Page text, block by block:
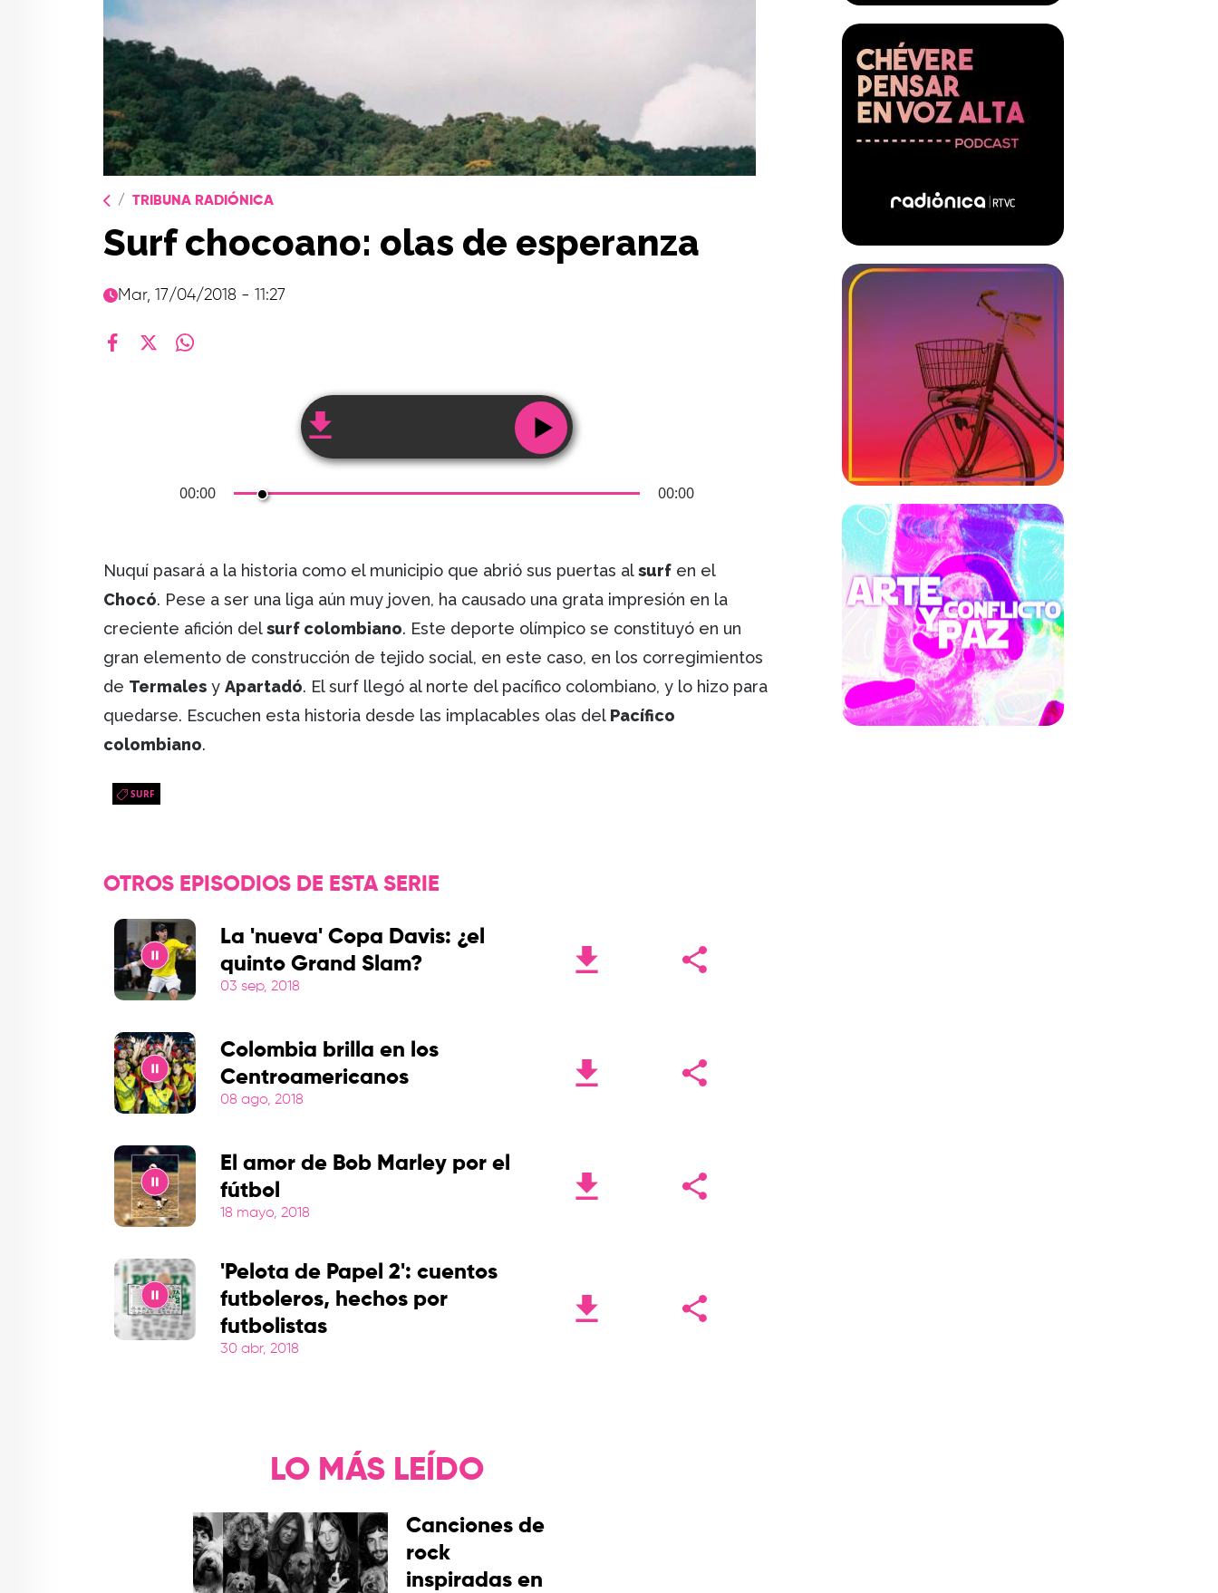
TRIBUNA RADIÓNICA
Surf chocoano: olas de esperanza
Mar, 17/04/2018 - 11:27
00:00 00:00
Nuquí pasará a la historia como el municipio que abrió sus puertas alsurf en el
Chocó. Pese a ser una liga aún muy joven, ha causado una grata impresión en la
creciente afición delsurf colombiano. Este deporte olímpico se constituyó en un
gran elemento de construcción de tejido social, en este caso, en los corregimientos
de Termales y Apartadó. El surf llegó al norte del pacífico colombiano, y lo hizo para
quedarse. Escuchen esta historia desde las implacables olas del Pacífico
colombiano.
SURF
OTROS EPISODIOS DE ESTA SERIE
Play
La 'nueva' Copa Davis: ¿el
quinto Grand Slam?
03 sep, 2018
Play
Colombia brilla en los
Centroamericanos
08 ago, 2018
Play
El amor de Bob Marley por el
fútbol
18 mayo, 2018
Play
'Pelota de Papel 2': cuentos
futboleros, hechos por
futbolistas
30 abr, 2018
LO MÁS LEÍDO
Canciones de
rock
inspiradas en